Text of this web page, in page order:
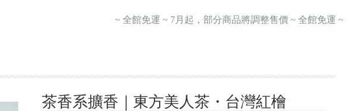
~ 全館免運 ~ 7月起，部分商品將調整售價 ~ 全館免運 ~
茶香系擴香｜東方美人茶・台灣紅檜